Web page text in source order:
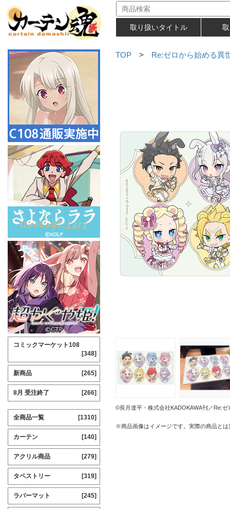
取り扱いタイトル
TOP > Re:ゼロから始める異
©長月達平・株式会社KADOKAWA刊／Re:
※商品画像はイメージです。実際の商品と
コミックマーケット108
[348]
新商品 [265]
8月 受注終了 [266]
全商品一覧 [1310]
カーテン [140]
アクリル商品 [279]
タペストリー [319]
ラバーマット [245]